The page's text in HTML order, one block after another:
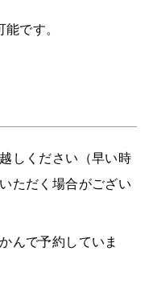
です。
しください（早い時
ただく場合がござい
んで予約していま